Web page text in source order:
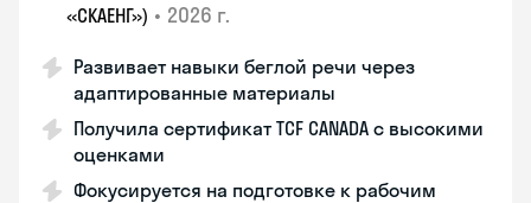
«СКАЕНГ») • 2026 г.
Развивает навыки беглой речи через
адаптированные материалы
Получила сертификат TCF CANADA с высокими
оценками
Фокусируется на подготовке к рабочим